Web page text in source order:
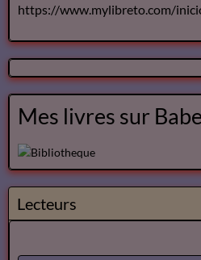
https://www.mylibreto.com/
Mes livres sur
Lecteurs